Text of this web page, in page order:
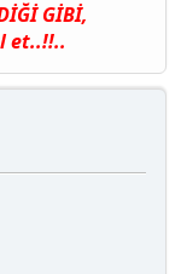
GİBİ,
et..!!..